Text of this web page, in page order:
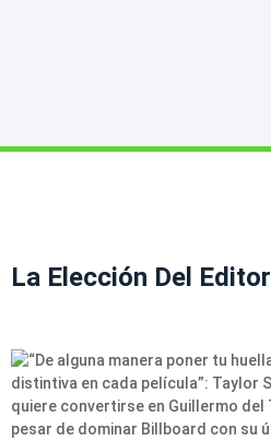
La Elección Del Editor